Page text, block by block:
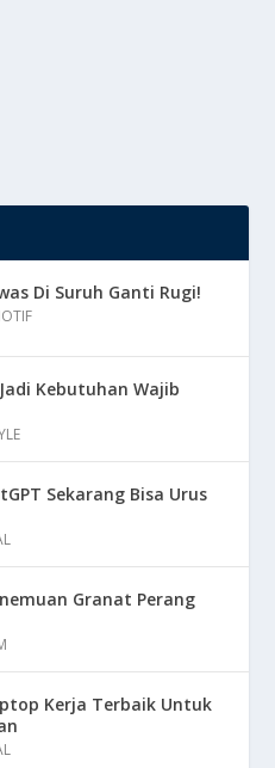
Di Suruh Ganti Rugi!
Kebutuhan Wajib
Sekarang Bisa Urus
Granat Perang
Kerja Terbaik Untuk